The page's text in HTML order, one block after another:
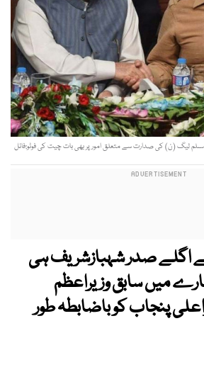
مسلم لیگ (ن) کی صدارت سے متعلق امور پر بھی بات چیت کی فوٹو:فائل
صدر شہبازشریف ہی
میں سابق وزیراعظم
پنجاب کو باضابطہ طور